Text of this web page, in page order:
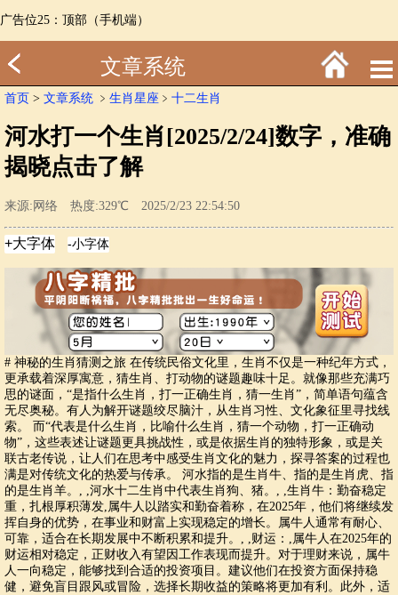
广告位25：顶部（手机端）
文章系统
首页 > 文章系统 ﹥ 生肖星座 ﹥ 十二生肖
河水打一个生肖[2025/2/24]数字，准确
揭晓点击了解
来源:网络 热度:329℃ 2025/2/23 22:54:50
# 神秘的生肖猜测之旅 在传统民俗文化里，生肖不仅是一种纪年方式，
更承载着深厚寓意，猜生肖、打动物的谜题趣味十足。就像那些充满巧
思的谜面，“是指什么生肖，打一正确生肖，猜一生肖”，简单语句蕴含
无尽奥秘。有人为解开谜题绞尽脑汁，从生肖习性、文化象征里寻找线
索。 而“代表是什么生肖，比喻什么生肖，猜一个动物，打一正确动
物”，这些表述让谜题更具挑战性，或是依据生肖的独特形象，或是关
联古老传说，让人们在思考中感受生肖文化的魅力，探寻答案的过程也
满是对传统文化的热爱与传承。 河水指的是生肖牛、指的是生肖虎、指
的是生肖羊。, ,河水十二生肖中代表生肖狗、猪。, ,生肖牛：勤奋稳定
重，扎根厚积薄发,属牛人以踏实和勤奋着称，在2025年，他们将继续发
挥自身的优势，在事业和财富上实现稳定的增长。属牛人通常有耐心、
可靠，适合在长期发展中不断积累和提升。, ,财运：,属牛人在2025年的
财运相对稳定，正财收入有望因工作表现而提升。对于理财来说，属牛
人一向稳定，能够找到合适的投资项目。建议他们在投资方面保持稳
健，避免盲目跟风或冒险，选择长期收益的策略将更加有利。此外，适